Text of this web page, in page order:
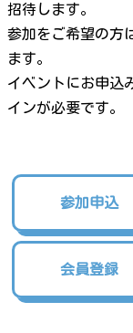
招待します。
参加をご希望の方
ます。
イベントにお申込
インが必要です。
参加申込
会員登録